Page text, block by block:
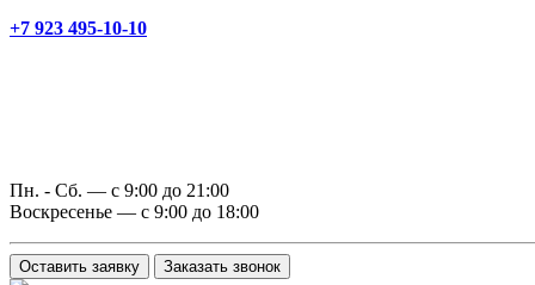
+7 923 495-10-10
Пн. - Сб. — с 9:00 до 21:00
Воскресенье — с 9:00 до 18:00
Оставить заявку Заказать звонок